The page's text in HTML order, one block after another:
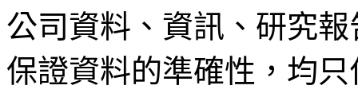
公司資料、資訊、研究
保證資料的準確性，均